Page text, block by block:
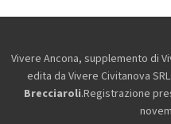
Vivere Ancona, supplemento di
edita da Vivere Civitanova
Brecciaroli.Registrazione